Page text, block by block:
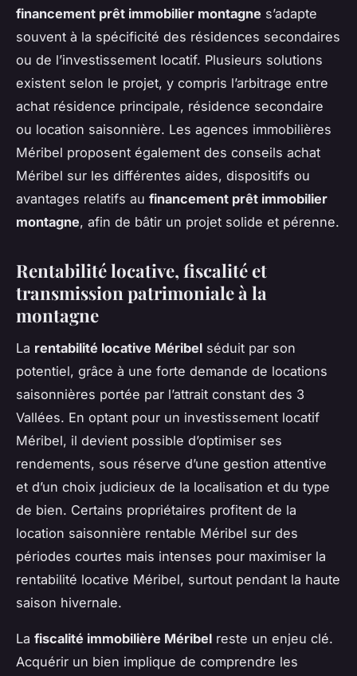
financement prêt immobilier montagne s’adapte
souvent à la spécificité des résidences secondaires
ou de l’investissement locatif. Plusieurs solutions
existent selon le projet, y compris l’arbitrage entre
achat résidence principale, résidence secondaire
ou location saisonnière. Les agences immobilières
Méribel proposent également des conseils achat
Méribel sur les différentes aides, dispositifs ou
avantages relatifs au financement prêt immobilier
montagne, afin de bâtir un projet solide et pérenne.
Rentabilité locative, fiscalité et
transmission patrimoniale à la
montagne
La rentabilité locative Méribel séduit par son
potentiel, grâce à une forte demande de locations
saisonnières portée par l’attrait constant des 3
Vallées. En optant pour un investissement locatif
Méribel, il devient possible d’optimiser ses
rendements, sous réserve d’une gestion attentive
et d’un choix judicieux de la localisation et du type
de bien. Certains propriétaires profitent de la
location saisonnière rentable Méribel sur des
périodes courtes mais intenses pour maximiser la
rentabilité locative Méribel, surtout pendant la haute
saison hivernale.
La fiscalité immobilière Méribel reste un enjeu clé.
Acquérir un bien implique de comprendre les